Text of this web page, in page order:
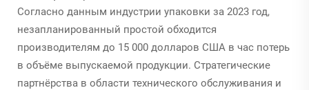
Согласно данным индустрии упаковки за 2023 год,
незапланированный простой обходится
производителям до 15 000 долларов США в час потерь
в объёме выпускаемой продукции. Стратегические
партнёрства в области технического обслуживания и